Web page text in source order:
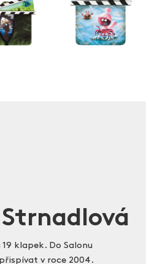
klapek. Do Salonu
v roce 2004.